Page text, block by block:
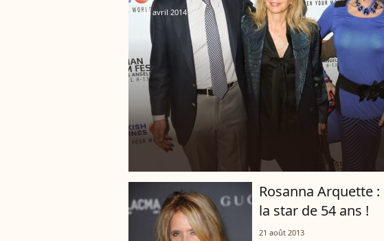
10 avril 2014
Rosanna Arquette
la star de 54 ans !
21 août 2013